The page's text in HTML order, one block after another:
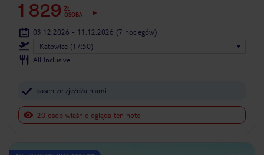
1 829 ZŁ
OSOBA
03.12.2026 - 11.12.2026 (7 noclegów)
Katowice (17:50)
All Inclusive
basen ze zjeżdżalniami
20 osób właśnie ogląda ten hotel